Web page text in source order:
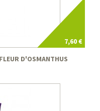
7,60 €
D'OSMANTHUS